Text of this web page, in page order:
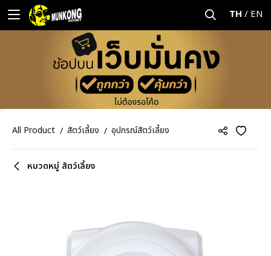
TH / EN
All Product สัตว์เลี้ยง อุปกรณ์สัตว์เลี้ยง
หมวดหมู่ สัตว์เลี้ยง